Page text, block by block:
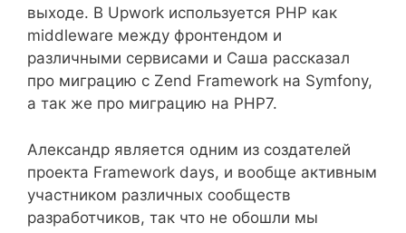
выходе. В Upwork используется PHP как
middleware между фронтендом и
различными сервисами и Саша рассказал
про миграцию с Zend Framework на Symfony,
а так же про миграцию на PHP7.
Александр является одним из создателей
проекта Framework days, и вообще активным
участником различных сообществ
разработчиков, так что не обошли мы